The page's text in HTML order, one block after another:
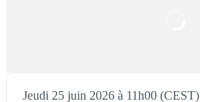
Jeudi 25 juin 2026 à 11h00 (CEST)